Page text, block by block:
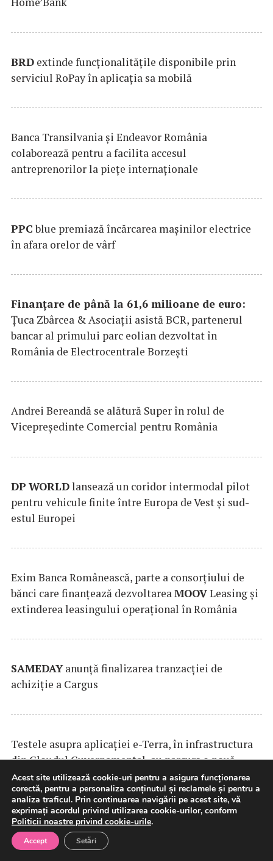
BRD extinde funcţionalităţile disponibile prin
serviciul RoPay în aplicaţia sa mobilă
Banca Transilvania şi Endeavor România
colaborează pentru a facilita accesul
antreprenorilor la pieţe internaţionale
PPCblue premiază încărcarea maşinilor electrice
în afara orelor de vârf
Finanțare de până la 61,6 milioane de euro:
Țuca Zbârcea & Asociații asistă BCR, partenerul
bancar al primului parc eolian dezvoltat în
România de Electrocentrale Borzești
Andrei Bereandă se alătură Super în rolul de
Vicepreședinte Comercial pentru România
DP WORLDlansează un coridor intermodal pilot
pentru vehicule finite între Europa de Vest și sud-
estul Europei
Exim Banca Românească, parte a consorțiului de
bănci care finanțează dezvoltareaMOOVLeasing și
extinderea leasingului operațional în România
SAMEDAYanunță finalizarea tranzacției de
achiziție a Cargus
Testele asupra aplicaţiei e-Terra, în infrastructura
din Cloudul Guvernamental, au parcurs o nouă
rundă de evaluare(Guvern)
Acest site utilizează cookie-uri pentru a asigura funcționarea
corectă, pentru a personaliza conținutul și reclamele și pentru a
analiza traficul. Prin continuarea navigării pe acest site, vă
exprimați acordul privind utilizarea cookie-urilor, conform
Politicii noastre privind cookie-urile.
Accept Setări